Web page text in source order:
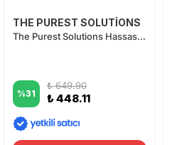
THE PUREST SOLUTİONS
The Purest Solutions Hassas ve Kuru Ciltler İçin Temizleyici Balm 85 gr
%31
₺ 649.90
₺ 448.11